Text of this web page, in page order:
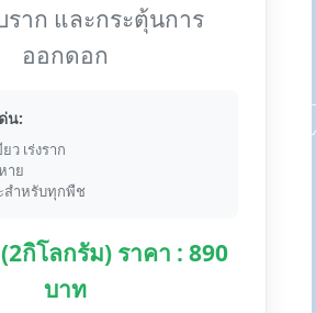
ราก และกระตุ้นการ
ออกดอก
น:
ยว เร่งราก
าย
สำหรับทุกพืช
กิโลกรัม) ราคา : 890
บาท